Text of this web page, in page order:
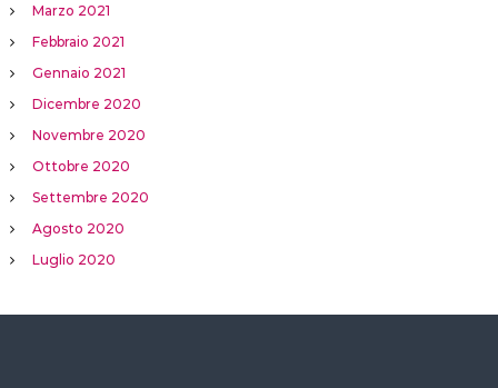
Marzo 2021
Febbraio 2021
Gennaio 2021
Dicembre 2020
Novembre 2020
Ottobre 2020
Settembre 2020
Agosto 2020
Luglio 2020